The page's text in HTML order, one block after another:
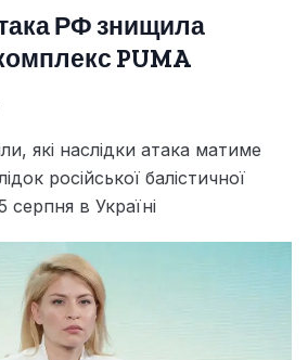
РФ знищила
PUMA
які наслідки атака матиме
російської балістичної
серпня в Україні